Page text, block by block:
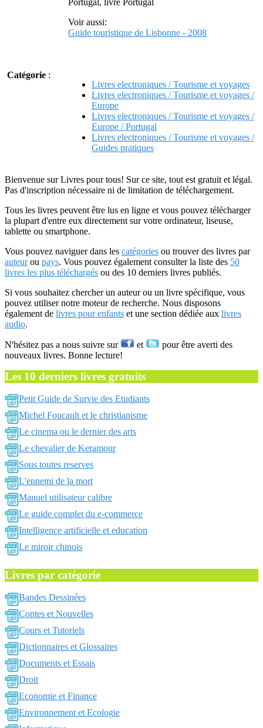
Portugal, livre Portugal
Voir aussi:
Guide touristique de Lisbonne - 2008
Catégorie :
Livres electroniques / Tourisme et voyages
Livres electroniques / Tourisme et voyages /
Europe
Livres electroniques / Tourisme et voyages /
Europe / Portugal
Livres electroniques / Tourisme et voyages /
Guides pratiques
Bienvenue sur Livres pour tous! Sur ce site, tout est gratuit et légal.
Pas d'inscription nécessaire ni de limitation de téléchargement.
Tous les livres peuvent être lus en ligne et vous pouvez télécharger
la plupart d'entre eux directement sur votre ordinateur, liseuse,
tablette ou smartphone.
Vous pouvez naviguer dans les catégories ou trouver des livres par
auteurou pays. Vous pouvez également consulter la liste des 50
livres les plus téléchargés ou des 10 derniers livres publiés.
Si vous souhaitez chercher un auteur ou un livre spécifique, vous
pouvez utiliser notre moteur de recherche. Nous disposons
également de livres pour enfants et une section dédiée aux livres
audio.
N'hésitez pas a nous suivre sur et
pour être averti des
nouveaux livres. Bonne lecture!
Les 10 derniers livres gratuits
Petit Guide de Survie des Etudiants
Michel Foucault et le christianisme
Le cinema ou le dernier des arts
Le chevalier de Keramour
Sous toutes reserves
L'ennemi de la mort
Manuel utilisateur calibre
Le guide complet du e-commerce
Intelligence artificielle et education
Le miroir chinois
Livres par catégorie
Bandes Dessinées
Contes et Nouvelles
Cours et Tutoriels
Dictionnaires et Glossaires
Documents et Essais
Droit
Economie et Finance
Environnement et Ecologie